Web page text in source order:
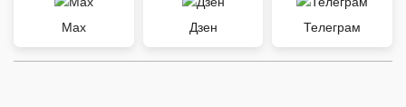
Max Дзен Телеграм